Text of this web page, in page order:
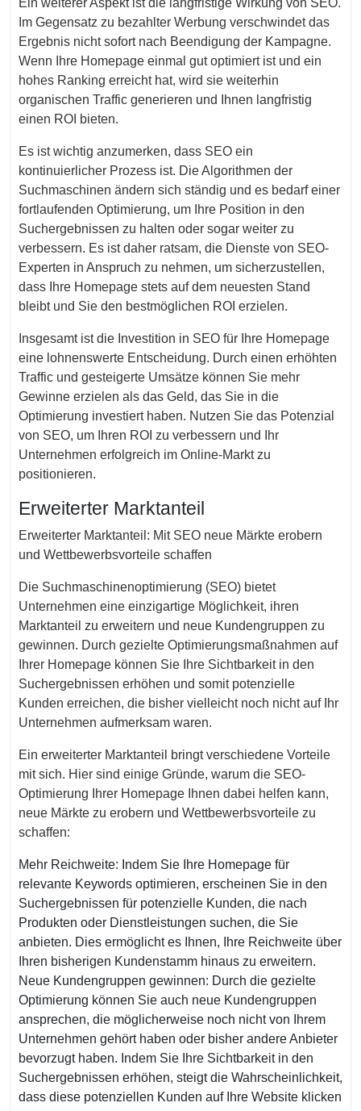
Ein weiterer Aspekt ist die langfristige Wirkung von SEO.
Im Gegensatz zu bezahlter Werbung verschwindet das
Ergebnis nicht sofort nach Beendigung der Kampagne.
Wenn Ihre Homepage einmal gut optimiert ist und ein
hohes Ranking erreicht hat, wird sie weiterhin
organischen Traffic generieren und Ihnen langfristig
einen ROI bieten.
Es ist wichtig anzumerken, dass SEO ein
kontinuierlicher Prozess ist. Die Algorithmen der
Suchmaschinen ändern sich ständig und es bedarf einer
fortlaufenden Optimierung, um Ihre Position in den
Suchergebnissen zu halten oder sogar weiter zu
verbessern. Es ist daher ratsam, die Dienste von SEO-
Experten in Anspruch zu nehmen, um sicherzustellen,
dass Ihre Homepage stets auf dem neuesten Stand
bleibt und Sie den bestmöglichen ROI erzielen.
Insgesamt ist die Investition in SEO für Ihre Homepage
eine lohnenswerte Entscheidung. Durch einen erhöhten
Traffic und gesteigerte Umsätze können Sie mehr
Gewinne erzielen als das Geld, das Sie in die
Optimierung investiert haben. Nutzen Sie das Potenzial
von SEO, um Ihren ROI zu verbessern und Ihr
Unternehmen erfolgreich im Online-Markt zu
positionieren.
Erweiterter Marktanteil
Erweiterter Marktanteil: Mit SEO neue Märkte erobern
und Wettbewerbsvorteile schaffen
Die Suchmaschinenoptimierung (SEO) bietet
Unternehmen eine einzigartige Möglichkeit, ihren
Marktanteil zu erweitern und neue Kundengruppen zu
gewinnen. Durch gezielte Optimierungsmaßnahmen auf
Ihrer Homepage können Sie Ihre Sichtbarkeit in den
Suchergebnissen erhöhen und somit potenzielle
Kunden erreichen, die bisher vielleicht noch nicht auf Ihr
Unternehmen aufmerksam waren.
Ein erweiterter Marktanteil bringt verschiedene Vorteile
mit sich. Hier sind einige Gründe, warum die SEO-
Optimierung Ihrer Homepage Ihnen dabei helfen kann,
neue Märkte zu erobern und Wettbewerbsvorteile zu
schaffen:
Mehr Reichweite: Indem Sie Ihre Homepage für
relevante Keywords optimieren, erscheinen Sie in den
Suchergebnissen für potenzielle Kunden, die nach
Produkten oder Dienstleistungen suchen, die Sie
anbieten. Dies ermöglicht es Ihnen, Ihre Reichweite über
Ihren bisherigen Kundenstamm hinaus zu erweitern.
Neue Kundengruppen gewinnen: Durch die gezielte
Optimierung können Sie auch neue Kundengruppen
ansprechen, die möglicherweise noch nicht von Ihrem
Unternehmen gehört haben oder bisher andere Anbieter
bevorzugt haben. Indem Sie Ihre Sichtbarkeit in den
Suchergebnissen erhöhen, steigt die Wahrscheinlichkeit,
dass diese potenziellen Kunden auf Ihre Website klicken